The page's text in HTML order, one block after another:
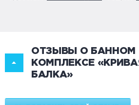
ОТЗЫВЫ О БАННОМ
КОМПЛЕКСЕ
БАЛКА»